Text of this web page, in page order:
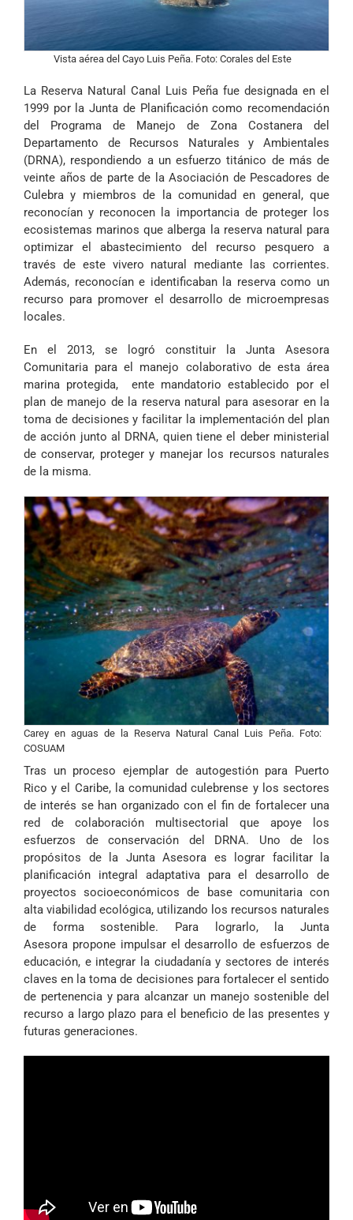
Vista aérea del Cayo Luis Peña. Foto: Corales del Este
La Reserva Natural Canal Luis Peña fue designada en el
1999 por la Junta de Planificación como recomendación
del Programa de Manejo de Zona Costanera del
Departamento de Recursos Naturales y Ambientales
(DRNA), respondiendo a un esfuerzo titánico de más de
veinte años de parte de la Asociación de Pescadores de
Culebra y miembros de la comunidad en general, que
reconocían y reconocen la importancia de proteger los
ecosistemas marinos que alberga la reserva natural para
optimizar el abastecimiento del recurso pesquero a
través de este vivero natural mediante las corrientes.
Además, reconocían e identificaban la reserva como un
recurso para promover el desarrollo de microempresas
locales.
En el 2013, se logró constituir la Junta Asesora
Comunitaria para el manejo colaborativo de esta área
marina protegida, ente mandatorio establecido por el
plan de manejo de la reserva natural
para asesorar en la
toma de decisiones y facilitar la implementación del plan
de acción junto al DRNA, quien tiene el deber ministerial
de conservar, proteger y manejar los recursos naturales
de la misma.
Carey en aguas de la Reserva Natural Canal Luis Peña. Foto:
COSUAM
Tras un proceso ejemplar de autogestión para Puerto
Rico y el Caribe, la comunidad culebrense y los sectores
de interés se han organizado con el fin de fortalecer una
red de colaboración multisectorial que apoye los
esfuerzos de conservación del DRNA. Uno de los
propósitos de la Junta Asesora es lograr facilitar la
planificación integral adaptativa para el desarrollo de
proyectos socioeconómicos de base comunitaria con
alta viabilidad ecológica, utilizando los recursos naturales
de forma sostenible. Para lograrlo, la Junta
Asesora propone impulsar el desarrollo de esfuerzos de
educación, e integrar la ciudadanía y sectores de interés
claves en la toma de decisiones para fortalecer el sentido
de pertenencia y para alcanzar un manejo sostenible del
recurso a largo plazo para el beneficio de las presentes y
futuras generaciones.